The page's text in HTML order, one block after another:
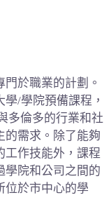
於職業的計劃。
/學院預備課程，
多倫多的行業和社
的需求。除了能夠
工作技能外，課程
學院和公司之間的
位於市中心的學